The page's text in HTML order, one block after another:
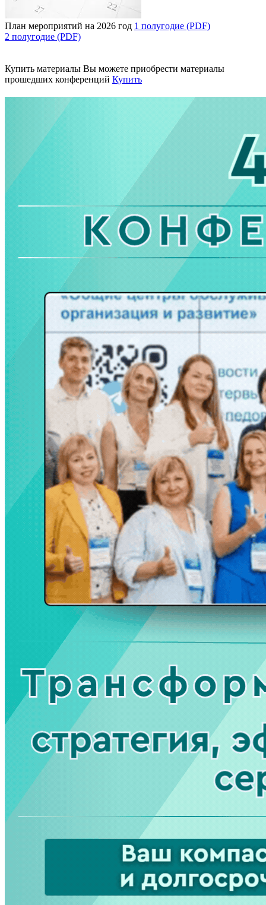
План мероприятий на 2026 год 1 полугодие (PDF)
2 полугодие (PDF)
Купить материалы Вы можете приобрести материалы
прошедших конференций Купить